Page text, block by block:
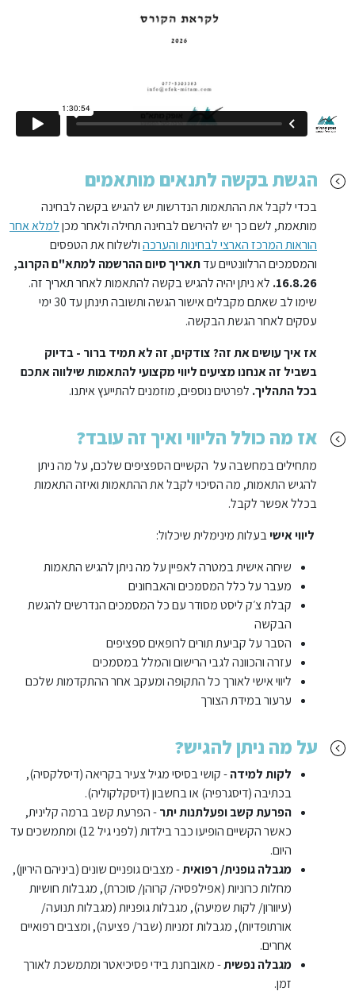
הגשת בקשה לתנאים מותאמים
בכדי לקבל את ההתאמות הנדרשות יש להגיש בקשה לבחינה
מותאמת, לשם כך יש להירשם לבחינה תחילה ולאחר מכןלמלא אחר
הוראות המרכז הארצי לבחינות והערכהולשלוח את הטפסים
והמסמכים הרלוונטיים עדתאריך סיום ההרשמה למתא"ם הקרוב,
16.8.26. לא ניתן יהיה להגיש בקשה להתאמות לאחר תאריך זה.
שימו לב שאתם מקבלים אישור הגשה ותשובה תינתן עד 30 ימי
עסקים לאחר הגשת הבקשה.
אז איך עושים את זה? צודקים, זה לא תמיד ברור - בדיוק
בשביל זה אנחנו מציעים ליווי מקצועי להתאמות שילווה אתכם
בכל התהליך. לפרטים נוספים, מוזמנים להתייעץ איתנו.
אז מה כולל הליווי ואיך זה עובד?
מתחילים במחשבה על הקשיים הספציפים שלכם, על מה ניתן
להגיש התאמות, מה הסיכוי לקבל את ההתאמות ואיזה התאמות
בכלל אפשר לקבל.
ליווי אישיבעלות מינימלית שיכלול:
שיחה אישית במטרה לאפיין על מה ניתן להגיש התאמות
מעבר על כלל המסמכים והאבחונים
קבלת צ׳ק ליסט מסודר עם כל המסמכים הנדרשים להגשת
הבקשה
הסבר על קביעת תורים לרופאים ספציפים
עזרה והכוונה לגבי הרישום והמלל במסמכים
ליווי אישי לאורך כל התקופה ומעקב אחר ההתקדמות שלכם
ערעור במידת הצורך
על מה ניתן להגיש?
לקות למידה- קושי בסיסי מגיל צעיר בקריאה (דיסלקסיה),
בכתיבה (דיסגרפיה) או בחשבון (דיסקלקוליה).
הפרעת קשב ופעלתנות יתר- הפרעת קשב ברמה קלינית,
כאשר הקשיים הופיעו כבר בילדות (לפני גיל 12) ומתמשכים עד
היום.
מגבלה גופנית/ רפואית- מצבים גופניים שונים (ביניהם היריון),
מחלות כרוניות (אפילפסיה/ קרוהן/ סוכרת), מגבלות חושיות
(עיוורון/ לקות שמיעה), מגבלות גופניות (מגבלות תנועה/
אורתופדיות), מגבלות זמניות (שבר/ פציעה), ומצבים רפואיים
אחרים.
מגבלה נפשית- מאובחנת בידי פסיכיאטר ומתמשכת לאורך
זמן.